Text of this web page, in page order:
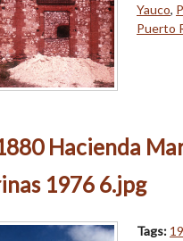
Yauco,
Puerto
Hacienda
1976 6.jpg
Tags: